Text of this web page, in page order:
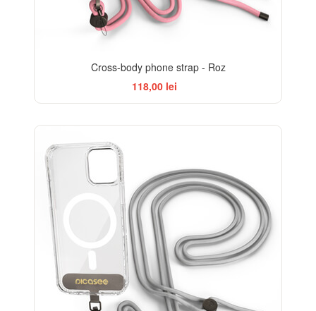
Cross-body phone strap - Roz
118,00 lei